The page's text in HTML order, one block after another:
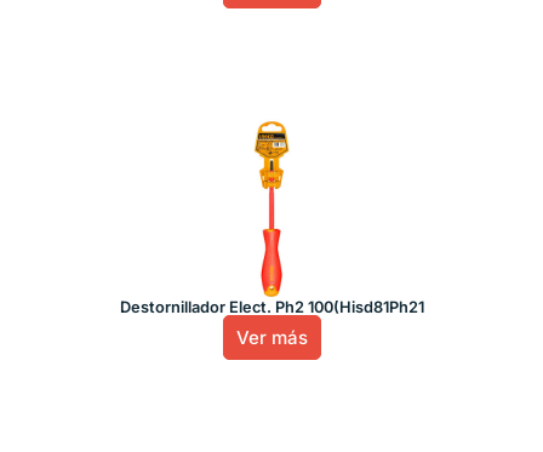
Destornillador Elect. Ph2 100(Hisd81Ph21
Ver más